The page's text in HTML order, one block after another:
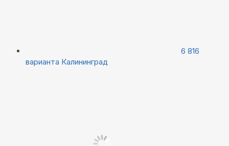
6 816
варианта Калининград